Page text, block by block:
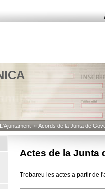
L'Ajuntament » Acords de la Junta de
Actes de la Junta
Trobareu les actes a partir de